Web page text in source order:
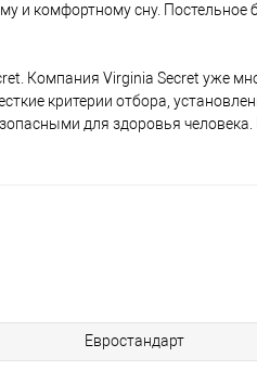
и комфортному сну.
Компания Virginia Secret уже
критерии отбора,
для здоровья
Евростандарт